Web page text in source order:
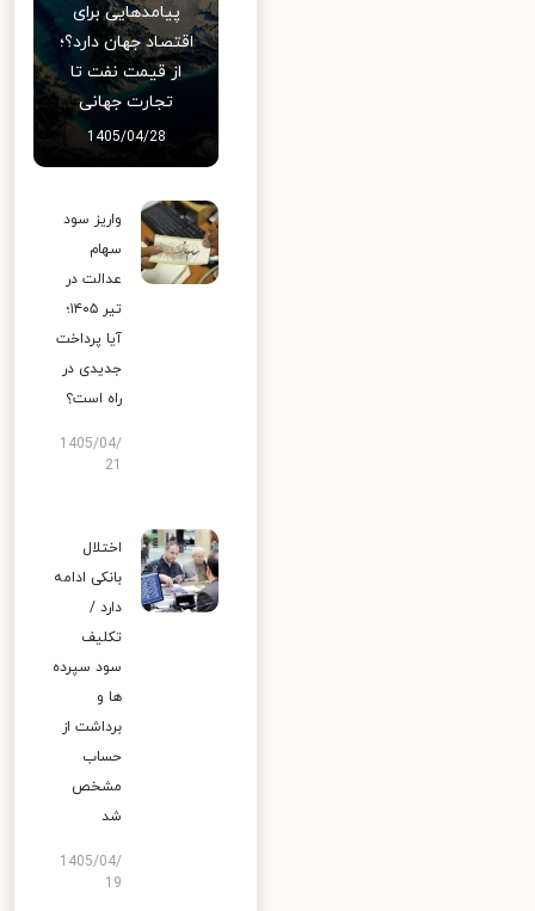
پیامدهایی برای
اقتصاد جهان دارد؟؛
از قیمت نفت تا
تجارت جهانی
1405/04/28
واریز سود
سهام
عدالت در
تیر ۱۴۰۵؛
آیا پرداخت
جدیدی در
راه است؟
1405/04/
اختلال
بانکی ادامه
دارد /
تکلیف
سود سپرده
ها و
برداشت از
حساب
مشخص
شد
1405/04/
19